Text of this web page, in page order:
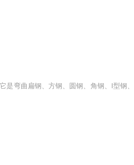
是弯曲扁钢、方钢、圆钢、角钢、I型钢